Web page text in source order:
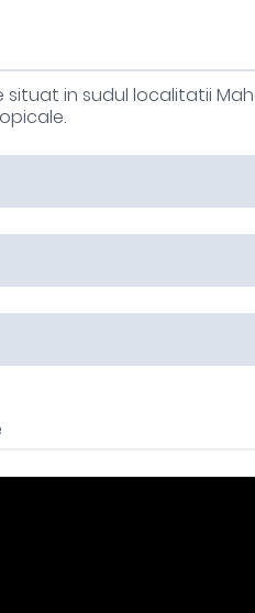
situat in sudul localitatii